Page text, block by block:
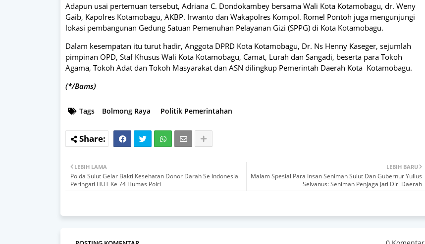
Adapun usai pertemuan tersebut, Adriana C. Dondokambey bersama Wali Kota Kotamobagu, dr. Weny
Gaib, Kapolres Kotamobagu, AKBP. Irwanto dan Wakapolres Kompol. Romel Pontoh juga mengunjungi
lokasi pembangunan Gedung Satuan Pemenuhan Pelayanan Gizi (SPPG) di Kota Kotamobagu.
Dalam kesempatan itu turut hadir, Anggota DPRD Kota Kotamobagu, Dr. Ns Henny Kaseger, sejumlah
pimpinan OPD, Staf Khusus Wali Kota Kotamobagu, Camat, Lurah dan Sangadi, beserta para Tokoh
Agama, Tokoh Adat dan Tokoh Masyarakat dan ASN dilingkup Pemerintah Daerah Kota Kotamobagu.
(*/Bams)
Tags Bolmong Raya Politik Pemerintahan
LEBIH BARU
Malam Spesial Para Insan Seniman Sulut Dan Gubernur Yulius
Selvanus: Seniman Penjaga Jati Diri Daerah
LEBIH LAMA
Polda Sulut Gelar Bakti Kesehatan Donor Darah Se Indonesia
Peringati HUT Ke 74 Humas Polri